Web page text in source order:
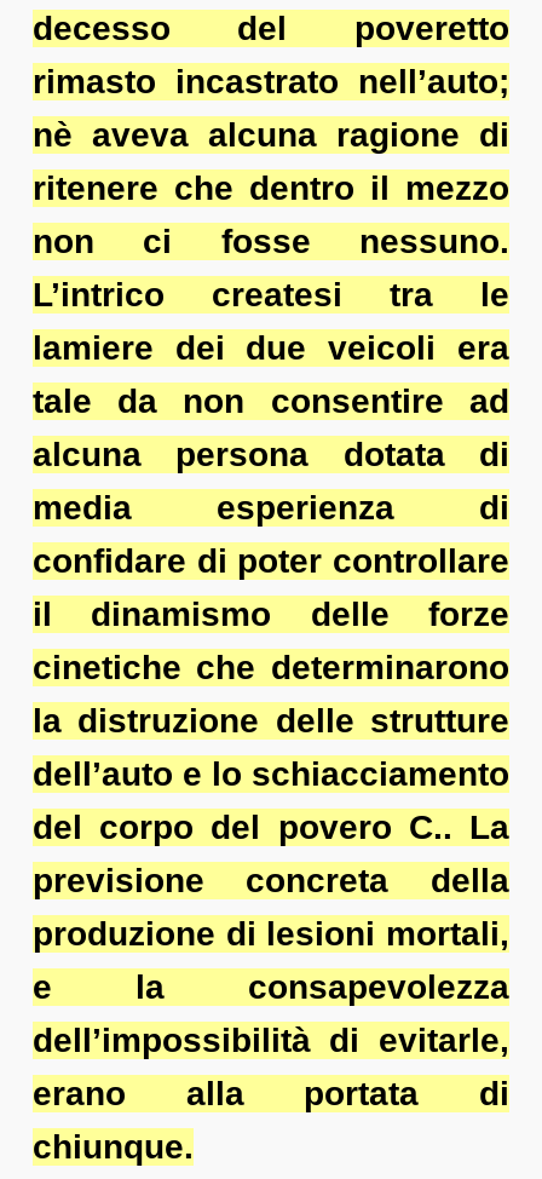
decesso del poveretto
rimasto incastrato nell’auto;
nè aveva alcuna ragione di
ritenere che dentro il mezzo
non ci fosse nessuno.
L’intrico createsi tra le
lamiere dei due veicoli era
tale da non consentire ad
alcuna persona dotata di
media esperienza di
confidare di poter controllare
il dinamismo delle forze
cinetiche che determinarono
la distruzione delle strutture
dell’auto e lo schiacciamento
del corpo del povero C.. La
previsione concreta della
produzione di lesioni mortali,
e la consapevolezza
dell’impossibilità di evitarle,
erano alla portata di
chiunque.